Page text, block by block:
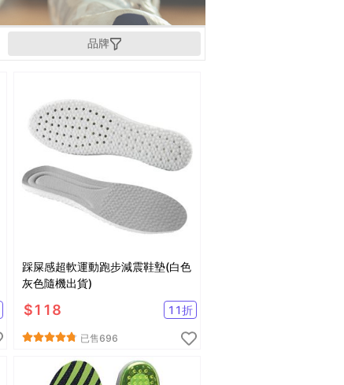
品牌
踩屎感超軟運動跑步減震鞋墊(白色
灰色隨機出貨)
$118 11折
已售696